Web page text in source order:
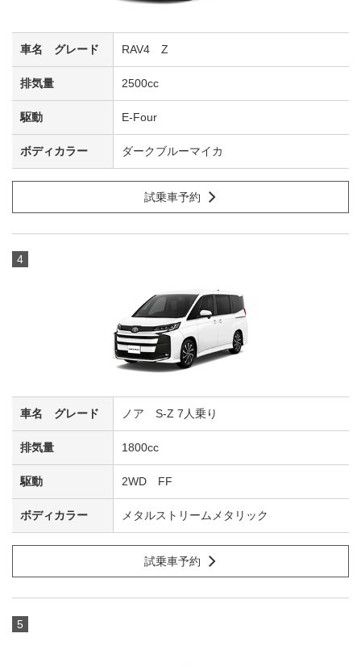
RAV4 Z
2500cc
E-Four
ダークブルーマイカ
試乗車予約
4
ノア S-Z 7人乗り
1800cc
2WD FF
メタルストリームメタリック
試乗車予約
5